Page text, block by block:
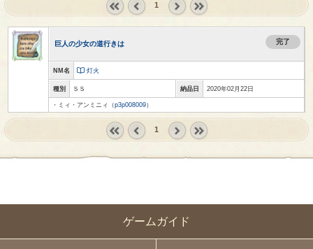
ゲームガイド
1
巨人の少女の道行きは 完了
NM名 灯火
種別 ＳＳ 納品日 2020年02月22日
・ミィ・アンミニィ（p3p008009）
1